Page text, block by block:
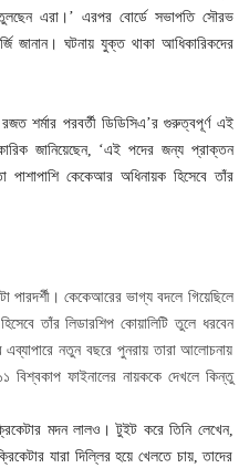
এরা।’ এরপর বোর্ডে সভাপতি সৌরভ
জানান। ঘটনায় যুক্ত থাকা আধিকারিকদের
শর্মার পরবর্তী ডিডিসিএ’র গুরুত্বপূর্ণ এই
জানিয়েছেন, ‘এই পদের জন্য প্রাক্তন
কেকেআর অধিনায়ক হিসেবে তাঁর
পারদর্শী। কেকেআরের ভাগ্য বদলে গিয়েছিলে
তাঁর লিডারশিপ কোয়ালিটি তুলে ধরবেন
নতুন বছরে পুনরায় তারা আলোচনায়
বিশ্বকাপ ফাইনালের নায়ককে দেখলে কিন্তু
মদন লালও। টুইট করে তিনি লেখেন,
যারা দিল্লির হয়ে খেলতে চায়, তাদের